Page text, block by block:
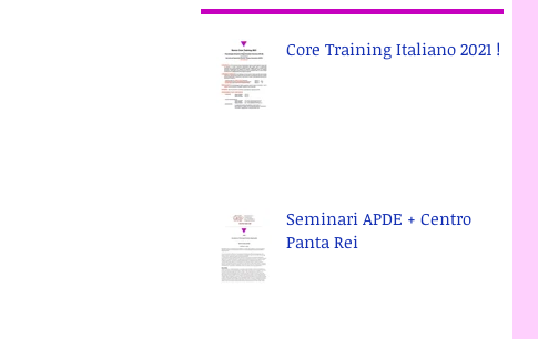
Core Training Italiano 2021 !
Seminari APDE + Centro
Panta Rei